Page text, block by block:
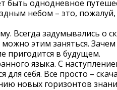
быть однодневное
небом – это,
Всегда задумывались о
этим заняться.
пригодится в будущем.
языка. С
для себя. Все просто –
новых горизонтов